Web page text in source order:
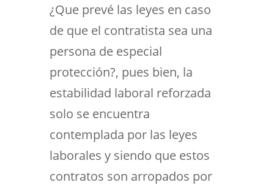
¿Que prevé las leyes en caso
de que el contratista sea una
persona de especial
protección?, pues bien, la
estabilidad laboral reforzada
solo se encuentra
contemplada por las leyes
laborales y siendo que estos
contratos son arropados por